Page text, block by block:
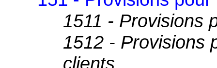
1511 - Provisions
1512 - Provisions
clients